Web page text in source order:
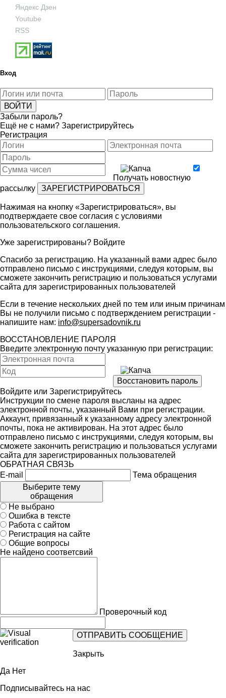
Яндекс Дзен
Youtube
RSS
Вход
Забыли пароль?
Ещё не с нами? Зарегистрируйтесь
Регистрация
Получать новостную
рассылку
Нажимая на кнопку «Зарегистрироваться», вы
подтверждаете свое согласия с условиями
пользовательского соглашения.
Уже зарегистрированы? Войдите
Спасибо за регистрацию. На указанный вами адрес было
отправлено письмо с инструкциями, следуя которым, вы
сможете закончить регистрацию и пользоваться услугами
сайта для зарегистрированных пользователей
Если в течение нескольких дней по тем или иным причинам
Вы не получили письмо с подтверждением регистрации -
напишите нам: info@supersadovnik.ru
ВОССТАНОВЛЕНИЕ ПАРОЛЯ
Введите электронную почту указанную при регистрации:
Войдите или Зарегистрируйтесь
Инструкции по смене пароля высланы на адрес
электронной почты, указанный Вами при регистрации.
Аккаунт, привязанный к указанному адресу электронной
почты, пока не активирован. На этот адрес было
отправлено письмо с инструкциями, следуя которым, вы
сможете закончить регистрацию и пользоваться услугами
сайта для зарегистрированных пользователей
ОБРАТНАЯ СВЯЗЬ
E-mail
Тема обращения
Выберите тему
обращения
Не выбрано
Ошибка в тексте
Работа с сайтом
Регистрация на сайте
Общие вопросы
Не найдено соответсвий
Проверочный код
Закрыть
Да Нет
Подписывайтесь на нас